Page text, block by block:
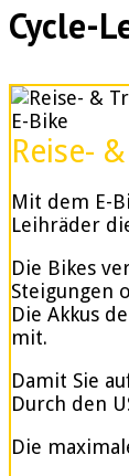
Cycle-
E-Bike
Reise-
Mit dem E-
Leihräder
Die Bikes
Steigungen
Die Akkus
mit.
Damit Sie
Durch den
Die